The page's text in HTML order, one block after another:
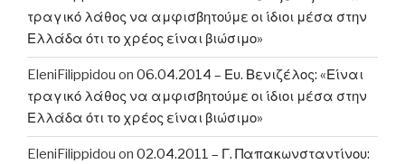
τραγικό λάθος να αμφισβητούμε οι ίδιοι μέσα στην
Ελλάδα ότι το χρέος είναι βιώσιμο»
EleniFilippidou on 06.04.2014 – Ευ. Βενιζέλος: «Είναι
τραγικό λάθος να αμφισβητούμε οι ίδιοι μέσα στην
Ελλάδα ότι το χρέος είναι βιώσιμο»
EleniFilippidou on 02.04.2011 – Γ. Παπακωνσταντίνου: